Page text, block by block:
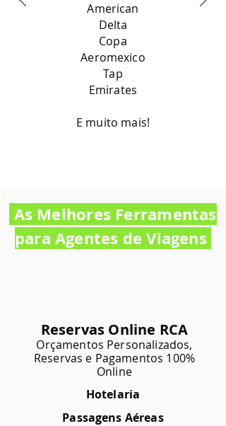
American
Delta
Copa
Aeromexico
Tap
Emirates
E muito mais!
As Melhores Ferramentas
para Agentes de Viagens
Reservas Online RCA
Orçamentos Personalizados,
Reservas e Pagamentos 100%
Online
Hotelaria
Passagens Aéreas